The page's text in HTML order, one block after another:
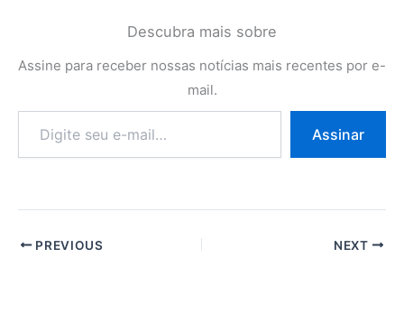
Descubra mais sobre
Assine para receber nossas notícias mais recentes por e-
mail.
e-
Assinar
PREVIOUS NEXT